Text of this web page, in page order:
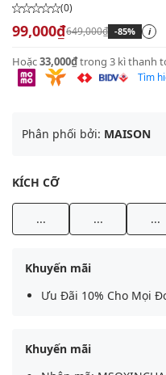
(0)
99,000₫649,000₫ -85% i
Hoặc33,000₫trong 3 kì thanh
Tìm
Phân phối bởi: MAISON
KÍCH CỠ
... ... ...
Khuyến mãi
Ưu Đãi 10% Cho Mọi
Khuyến mãi